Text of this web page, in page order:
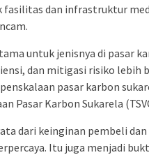
fasilitas dan infrastruktur
untuk jenisnya di pasar
dan mitigasi risiko lebih
pasar karbon
Pasar Karbon Sukarela
dari keinginan pembeli
Itu juga menjadi